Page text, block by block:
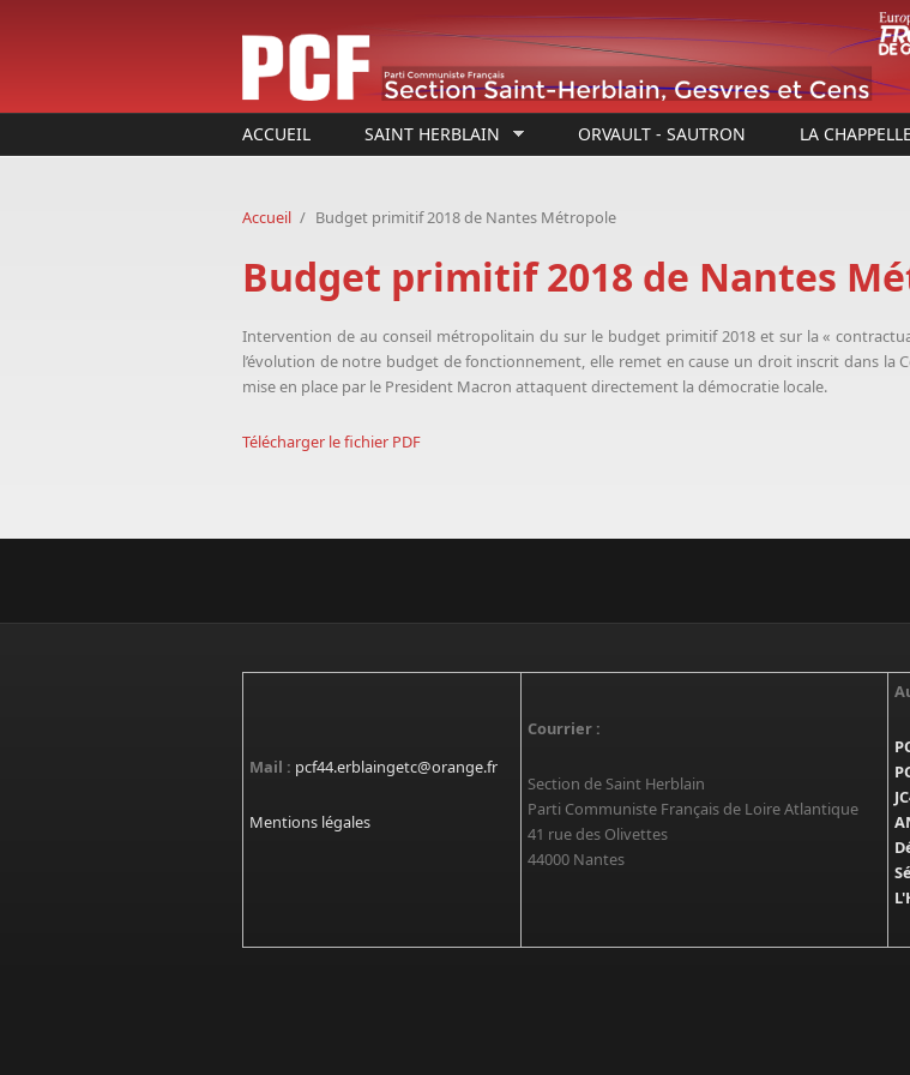
ACCUEIL SAINT HERBLAIN ORVAULT - SAUTRON LA
Accueil / Budget primitif 2018 de Nantes Métropole
Budget primitif 2018 de Nantes
Intervention de au conseil métropolitain du sur le budget primitif 2018 et sur la «
l’évolution de notre budget de fonctionnement, elle remet en cause un droit inscrit dans la
mise en place par le President Macron attaquent directement la démocratie locale.
Télécharger le fichier PDF
Mail : pcf44.erblaingetc@orange.fr
Mentions légales
Courrier :
Section de Saint Herblain
Parti Communiste Français de Loire Atlantique
41 rue des Olivettes
44000 Nantes